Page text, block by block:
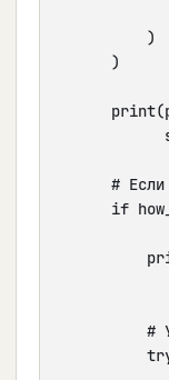
            )
        )
#
if
#